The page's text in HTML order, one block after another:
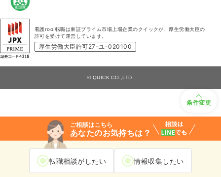
条件変更
ご相談はこちら
あなたのお気持ちは？
転職相談がしたい 情報収集したい
看護roo!転職は東証プライム市場上場企業のクイックが、厚生労働大臣の
許可を受けて運営しています。
厚生労働大臣許可27-ユ-020100
© QUICK CO.,LTD.